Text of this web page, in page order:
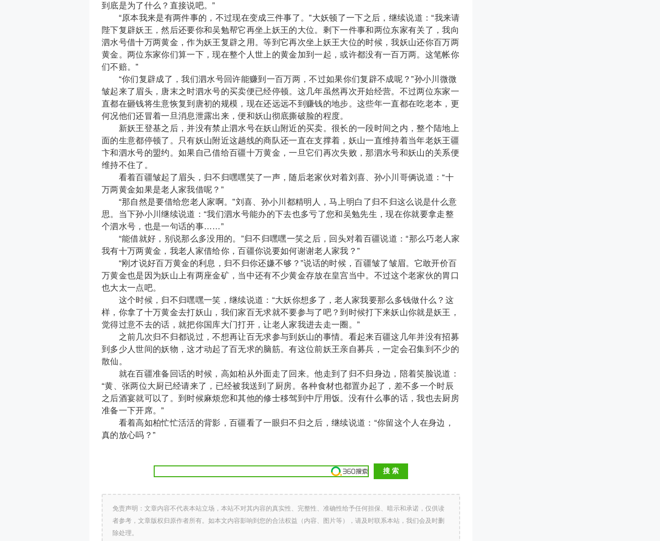
到底是为了什么？直接说吧。”
“原本我来是有两件事的，不过现在变成三件事了。”大妖顿了一下之后，继续说道：“我来请
陛下复辟妖王，然后还要你和吴勉帮它再坐上妖王的大位。剩下一件事和两位东家有关了，我向
泗水号借十万两黄金，作为妖王复辟之用。等到它再次坐上妖王大位的时候，我妖山还你百万两
黄金。两位东家你们算一下，现在整个人世上的黄金加到一起，或许都没有一百万两。这笔帐你
们不赔。”
“你们复辟成了，我们泗水号回许能赚到一百万两，不过如果你们复辟不成呢？”孙小川微微
皱起来了眉头，唐末之时泗水号的买卖便已经停顿。这几年虽然再次开始经营。不过两位东家一
直都在砸钱将生意恢复到唐初的规模，现在还远远不到赚钱的地步。这些年一直都在吃老本，更
何况他们还冒着一旦消息泄露出来，便和妖山彻底撕破脸的程度。
新妖王登基之后，并没有禁止泗水号在妖山附近的买卖。很长的一段时间之内，整个陆地上
面的生意都停顿了。只有妖山附近这趟线的商队还一直在支撑着，妖山一直维持着当年老妖王疆
卞和泗水号的盟约。如果自己借给百疆十万黄金，一旦它们再次失败，那泗水号和妖山的关系便
维持不住了。
看着百疆皱起了眉头，归不归嘿嘿笑了一声，随后老家伙对着刘喜、孙小川哥俩说道：“十
万两黄金如果是老人家我借呢？”
“那自然是要借给您老人家啊。”刘喜、孙小川都精明人，马上明白了归不归这么说是什么意
思。当下孙小川继续说道：“我们泗水号能办的下去也多亏了您和吴勉先生，现在你就要拿走整
个泗水号，也是一句话的事……”
“能借就好，别说那么多没用的。”归不归嘿嘿一笑之后，回头对着百疆说道：“那么巧老人家
我有十万两黄金，我老人家借给你，百疆你说要如何谢谢老人家我？”
“刚才说好百万黄金的利息，归不归你还嫌不够？”说话的时候，百疆皱了皱眉。它敢开价百
万黄金也是因为妖山上有两座金矿，当中还有不少黄金存放在皇宫当中。不过这个老家伙的胃口
也大太一点吧。
这个时候，归不归嘿嘿一笑，继续说道：“大妖你想多了，老人家我要那么多钱做什么？这
样，你拿了十万黄金去打妖山，我们家百无求就不要参与了吧？到时候打下来妖山你就是妖王，
觉得过意不去的话，就把你国库大门打开，让老人家我进去走一圈。”
之前几次归不归都说过，不想再让百无求参与到妖山的事情。看起来百疆这几年并没有招募
到多少人世间的妖物，这才动起了百无求的脑筋。有这位前妖王亲自募兵，一定会召集到不少的
散仙。
就在百疆准备回话的时候，高如柏从外面走了回来。他走到了归不归身边，陪着笑脸说道：
“黄、张两位大厨已经请来了，已经被我送到了厨房。各种食材也都置办起了，差不多一个时辰
之后酒宴就可以了。到时候麻烦您和其他的修士移驾到中厅用饭。没有什么事的话，我也去厨房
准备一下开席。”
看着高如柏忙忙活活的背影，百疆看了一眼归不归之后，继续说道：“你留这个人在身边，
真的放心吗？”
免责声明：文章内容不代表本站立场，本站不对其内容的真实性、完整性、准确性给予任何担保、暗示和承诺，仅供读
者参考，文章版权归原作者所有。如本文内容影响到您的合法权益（内容、图片等），请及时联系本站，我们会及时删
除处理。